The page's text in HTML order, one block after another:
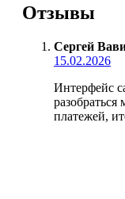
Отзывы
Сергей
15.02.2026
Интерфейс
платежей,